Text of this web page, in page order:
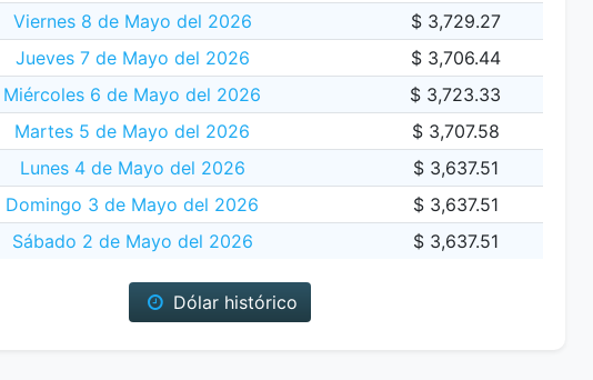
Viernes 8 de Mayo del 2026
$ 3,729.27
Jueves 7 de Mayo del 2026
$ 3,706.44
Miércoles 6 de Mayo del 2026
$ 3,723.33
Martes 5 de Mayo del 2026
$ 3,707.58
Lunes 4 de Mayo del 2026
$ 3,637.51
Domingo 3 de Mayo del 2026
$ 3,637.51
Sábado 2 de Mayo del 2026
$ 3,637.51
Dólar histórico